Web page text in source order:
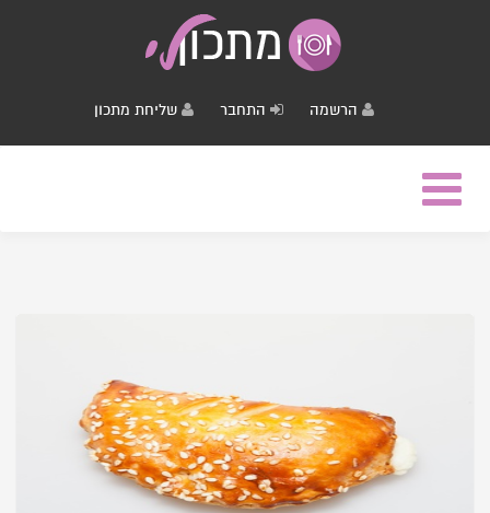
הרשמה התחבר שליחת מתכון
Toggle
navigation